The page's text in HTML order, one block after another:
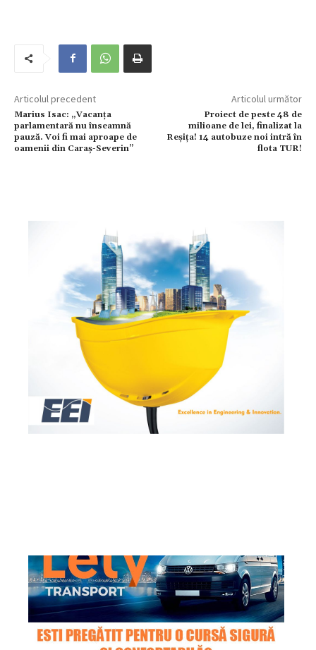
Articolul precedent
Marius Isac: „Vacanța
parlamentară nu înseamnă
pauză. Voi fi mai aproape de
oamenii din Caraș-Severin”
Articolul următor
Proiect de peste 48 de
milioane de lei, finalizat la
Reșița! 14 autobuze noi intră în
flota TUR!